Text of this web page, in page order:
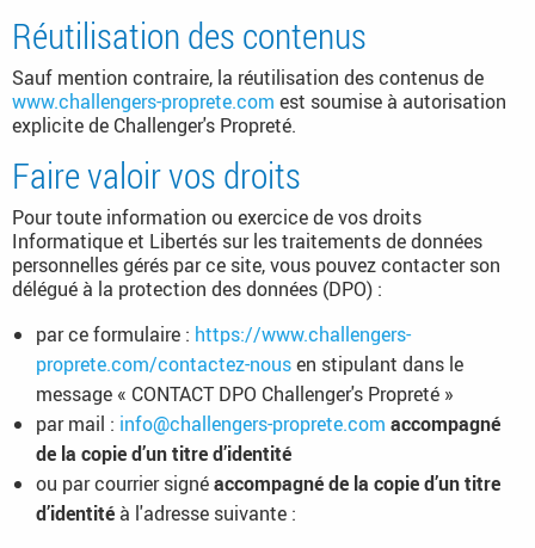
Réutilisation des contenus
Sauf mention contraire, la réutilisation des contenus de
www.challengers-proprete.com est soumise à autorisation
explicite de Challenger's Propreté.
Faire valoir vos droits
Pour toute information ou exercice de vos droits
Informatique et Libertés sur les traitements de données
personnelles gérés par ce site, vous pouvez contacter son
délégué à la protection des données (DPO) :
par ce formulaire : https://www.challengers-
proprete.com/contactez-nousen stipulant dans le
message « CONTACT DPO Challenger's Propreté »
par mail : info@challengers-proprete.com accompagné
de la copie d’un titre d’identité
ou par courrier signéaccompagné de la copie d’un titre
d’identitéà l'adresse suivante :